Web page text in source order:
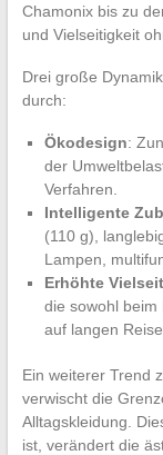
Chamonix bis zu
und Vielseitigkeit
Drei große
durch:
Ökodesign:
der
Verfahren.
Intelligente
(110 g),
Lampen,
Erhöhte
die sowohl beim
auf langen
Ein weiterer Trend
verwischt die
Alltagskleidung.
ist, verändert die